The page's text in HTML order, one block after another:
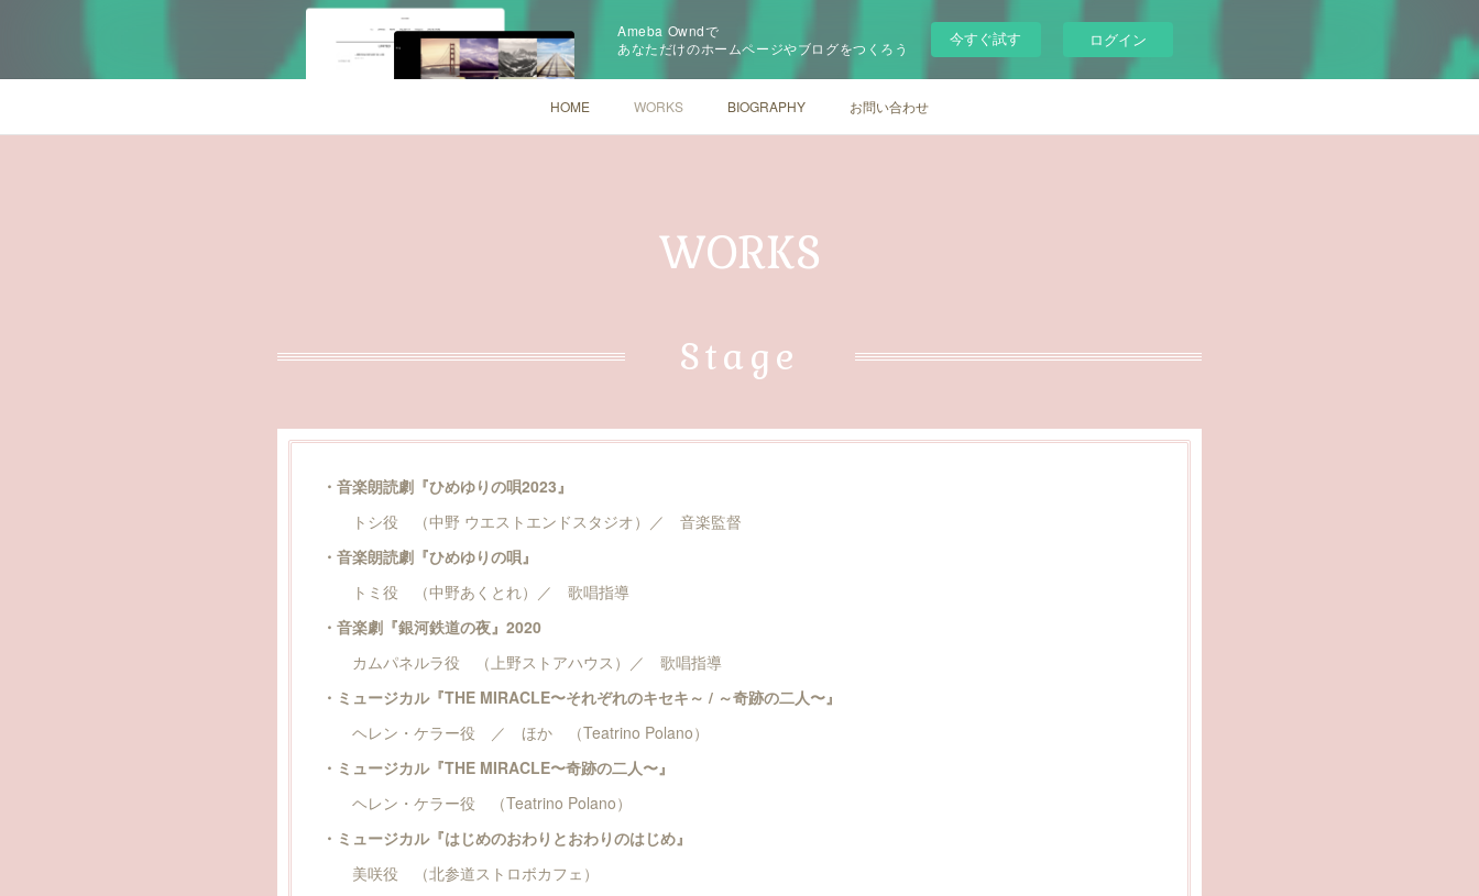
Ameba Owndで
あなただけのホームページやブログをつくろう
今すぐ試す ログイン
HOME WORKS BIOGRAPHY お問い合わせ
WORKS
Stage
・音楽朗読劇『ひめゆりの唄2023』
トシ役 （中野 ウエストエンドスタジオ）／ 音楽監督
・音楽朗読劇『ひめゆりの唄』
トミ役 （中野あくとれ）／ 歌唱指導
・音楽劇『銀河鉄道の夜』2020
カムパネルラ役 （上野ストアハウス）／ 歌唱指導
・ミュージカル『THE MIRACLE〜それぞれのキセキ～ / ～奇跡の二人〜』
ヘレン・ケラー役 ／ ほか （Teatrino Polano）
・ミュージカル『THE MIRACLE〜奇跡の二人〜』
ヘレン・ケラー役 （Teatrino Polano）
・ミュージカル『はじめのおわりとおわりのはじめ』
美咲役 （北参道ストロボカフェ）